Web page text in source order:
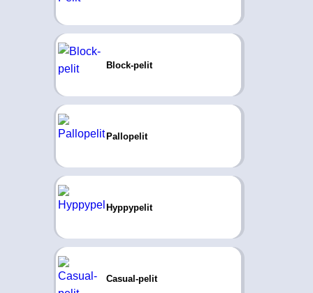
Block-pelit
Pallopelit
Hyppypelit
Casual-pelit